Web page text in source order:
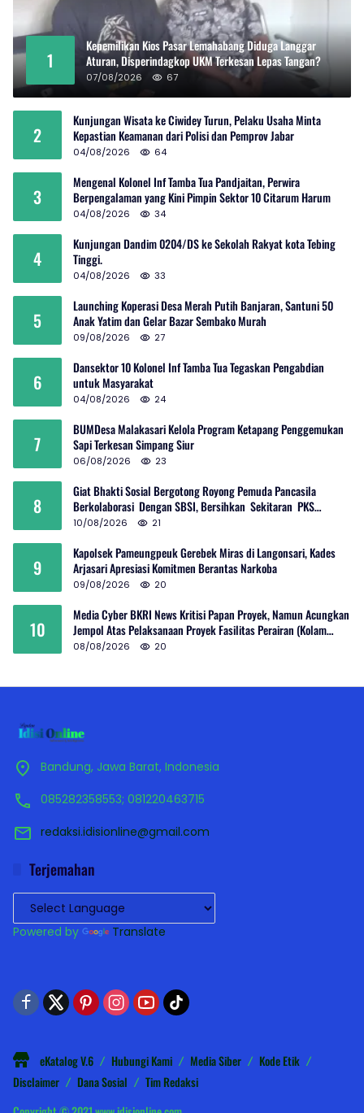
1
Kepemilikan Kios Pasar Lemahabang Diduga Langgar
Aturan, Disperindagkop UKM Terkesan Lepas Tangan?
07/08/2026 67
2
Kunjungan Wisata ke Ciwidey Turun, Pelaku Usaha Minta
Kepastian Keamanan dari Polisi dan Pemprov Jabar
04/08/2026 64
3
Mengenal Kolonel Inf Tamba Tua Pandjaitan, Perwira
Berpengalaman yang Kini Pimpin Sektor 10 Citarum Harum
04/08/2026 34
4
Kunjungan Dandim 0204/DS ke Sekolah Rakyat kota Tebing
Tinggi.
04/08/2026 33
5
Launching Koperasi Desa Merah Putih Banjaran, Santuni 50
Anak Yatim dan Gelar Bazar Sembako Murah
09/08/2026 27
6
Dansektor 10 Kolonel Inf Tamba Tua Tegaskan Pengabdian
untuk Masyarakat
04/08/2026 24
7
BUMDesa Malakasari Kelola Program Ketapang Penggemukan
Sapi Terkesan Simpang Siur
06/08/2026 23
8
Giat Bhakti Sosial Bergotong Royong Pemuda Pancasila
Berkolaborasi Dengan SBSI, Bersihkan Sekitaran PKS
Rambutan Dan Jalan Umum
10/08/2026 21
9
Kapolsek Pameungpeuk Gerebek Miras di Langonsari, Kades
Arjasari Apresiasi Komitmen Berantas Narkoba
09/08/2026 20
10
Media Cyber BKRI News Kritisi Papan Proyek, Namun Acungkan
Jempol Atas Pelaksanaan Proyek Fasilitas Perairan (Kolam
Labuh) PP Jayanti
08/08/2026 20
Bandung, Jawa Barat, Indonesia
085282358553; 081220463715
redaksi.idisionline@gmail.com
Terjemahan
Powered by Translate
eKatalog V.6 Hubungi Kami Media Siber
Kode Etik
Disclaimer
Dana Sosial
Tim Redaksi